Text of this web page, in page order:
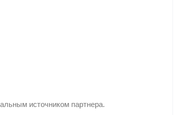
источником партнера.